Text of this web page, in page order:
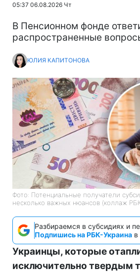
05:37 06.08.2026 Чт
В Пенсионном фонде
распространенные
ЮЛИЯ КАПИТОНОВА
Фото: Потенциальные получатели
несколько важных нюансов (коллаж
Разбираемся в субсидиях и
Подпишись на РБК-Украина в
Украинцы, которые
исключительно твердым